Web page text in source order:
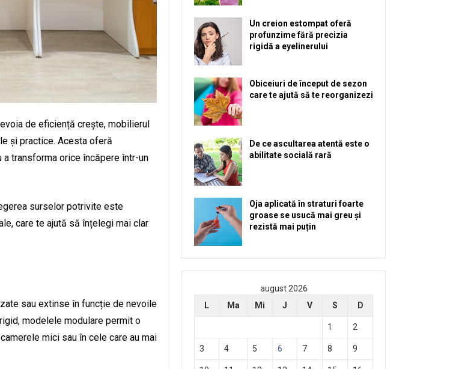
de eficiență crește, mobilierul
și practice. Acesta oferă
transforma orice încăpere într-un
surselor potrivite este
care te ajută să înțelegi mai clar
sau extinse în funcție de nevoile
modelele modulare permit o
mici sau în cele care au mai
Un creion estompat oferă
profunzime fără precizia
rigidă a eyelinerului
Obiceiuri de început de sezon
care te ajută să te reorganizezi
De ce ascultarea atentă este o
abilitate socială rară
Oja aplicată în straturi foarte
groase se usucă mai greu și
rezistă mai puțin
august 2026
L
Ma Mi J V S D
1 2
3 4 5 6 7 8 9